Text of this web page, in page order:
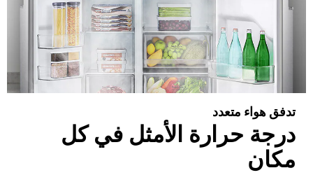
تدفق هواء متعدد
درجة حرارة الأمثل في كل
مكان